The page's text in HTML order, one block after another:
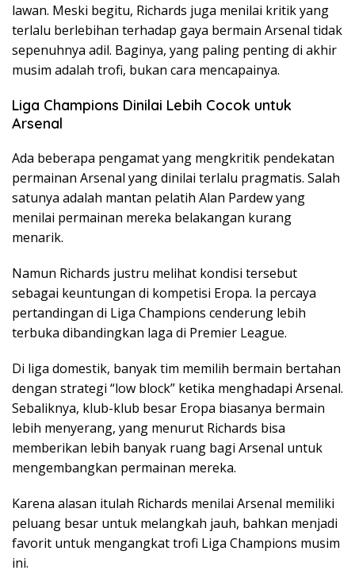
lawan. Meski begitu, Richards juga menilai kritik yang
terlalu berlebihan terhadap gaya bermain Arsenal tidak
sepenuhnya adil. Baginya, yang paling penting di akhir
musim adalah trofi, bukan cara mencapainya.
Liga Champions Dinilai Lebih Cocok untuk
Arsenal
Ada beberapa pengamat yang mengkritik pendekatan
permainan Arsenal yang dinilai terlalu pragmatis. Salah
satunya adalah mantan pelatih Alan Pardew yang
menilai permainan mereka belakangan kurang
menarik.
Namun Richards justru melihat kondisi tersebut
sebagai keuntungan di kompetisi Eropa. Ia percaya
pertandingan di Liga Champions cenderung lebih
terbuka dibandingkan laga di Premier League.
Di liga domestik, banyak tim memilih bermain bertahan
dengan strategi “low block” ketika menghadapi Arsenal.
Sebaliknya, klub-klub besar Eropa biasanya bermain
lebih menyerang, yang menurut Richards bisa
memberikan lebih banyak ruang bagi Arsenal untuk
mengembangkan permainan mereka.
Karena alasan itulah Richards menilai Arsenal memiliki
peluang besar untuk melangkah jauh, bahkan menjadi
favorit untuk mengangkat trofi Liga Champions musim
ini.